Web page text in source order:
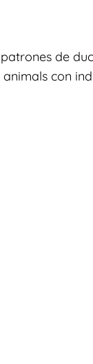
de
con